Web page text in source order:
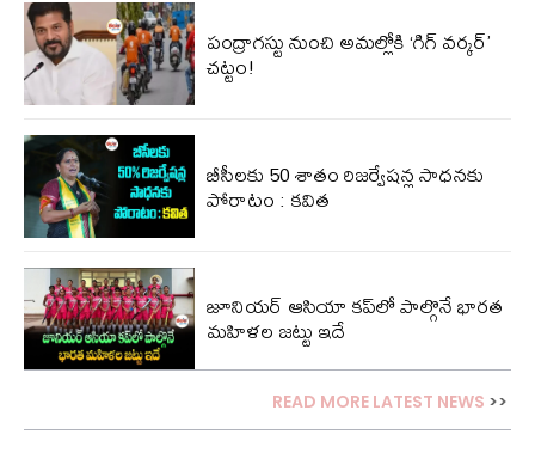
పంద్రాగస్టు నుంచి అమల్లోకి ‘గిగ్ వర్కర్’
చట్టం!
బీసీలకు 50 శాతం రిజర్వేషన్ల సాధనకు
పోరాటం : కవిత
జూనియర్ ఆసియా కప్‌లో పాల్గొనే భారత
మహిళల జట్టు ఇదే
READ MORE LATEST NEWS >>